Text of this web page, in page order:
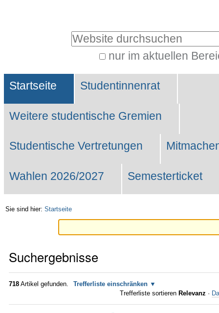
Website durchsuchen
nur im aktuellen
Suche…
Sektionen
Startseite Studentinnenrat
Weitere studentische Gremien
Studentische Vertretungen
Wahlen 2026/2027 Semesterticket
Sie sind hier: Startseite
Suchergebnisse
718 Artikel gefunden.
Trefferliste einschränken
Trefferliste sortieren Relevanz ·